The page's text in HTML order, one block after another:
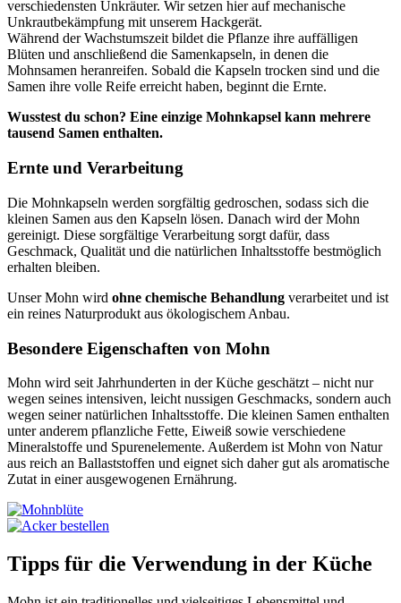
verschiedensten Unkräuter. Wir setzen hier auf mechanische
Unkrautbekämpfung mit unserem Hackgerät.
Während der Wachstumszeit bildet die Pflanze ihre auffälligen
Blüten und anschließend die Samenkapseln, in denen die
Mohnsamen heranreifen. Sobald die Kapseln trocken sind und die
Samen ihre volle Reife erreicht haben, beginnt die Ernte.
Wusstest du schon? Eine einzige Mohnkapsel kann mehrere
tausend Samen enthalten.
Ernte und Verarbeitung
Die Mohnkapseln werden sorgfältig gedroschen, sodass sich die
kleinen Samen aus den Kapseln lösen. Danach wird der Mohn
gereinigt. Diese sorgfältige Verarbeitung sorgt dafür, dass
Geschmack, Qualität und die natürlichen Inhaltsstoffe bestmöglich
erhalten bleiben.
Unser Mohn wird ohne chemische Behandlung verarbeitet und ist
ein reines Naturprodukt aus ökologischem Anbau.
Besondere Eigenschaften von Mohn
Mohn wird seit Jahrhunderten in der Küche geschätzt – nicht nur
wegen seines intensiven, leicht nussigen Geschmacks, sondern auch
wegen seiner natürlichen Inhaltsstoffe. Die kleinen Samen enthalten
unter anderem pflanzliche Fette, Eiweiß sowie verschiedene
Mineralstoffe und Spurenelemente. Außerdem ist Mohn von Natur
aus reich an Ballaststoffen und eignet sich daher gut als aromatische
Zutat in einer ausgewogenen Ernährung.
Tipps für die Verwendung in der Küche